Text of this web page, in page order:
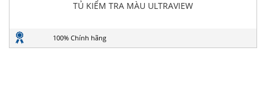
TỦ KIỂM TRA MÀU ULTRAVIEW
100% Chính hãng